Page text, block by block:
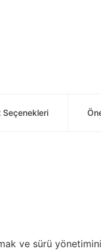
Seçenekleri
ve sürü